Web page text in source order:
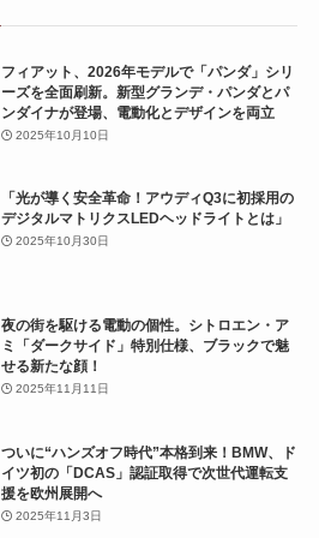
フィアット、2026年モデルで「パンダ」シリ
ーズを全面刷新。新型グランデ・パンダとパ
ンダイナが登場、電動化とデザインを両立
2025年10月10日
「光が導く安全革命！アウディQ3に初採用の
デジタルマトリクスLEDヘッドライトとは」
2025年10月30日
夜の街を駆ける電動の個性。シトロエン・ア
ミ「ダークサイド」特別仕様、ブラックで魅
せる新たな顔！
2025年11月11日
ついに“ハンズオフ時代”本格到来！BMW、ド
イツ初の「DCAS」認証取得で次世代運転支
援を欧州展開へ
2025年11月3日